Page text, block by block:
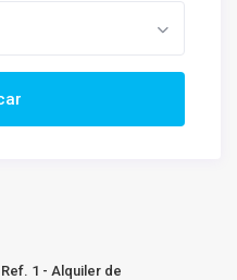
Ref. 1 - Alquiler de